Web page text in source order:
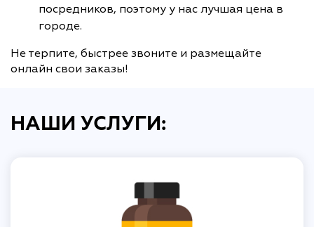
посредников, поэтому у нас лучшая цена в
городе.
Не терпите, быстрее звоните и размещайте
онлайн свои заказы!
НАШИ УСЛУГИ: